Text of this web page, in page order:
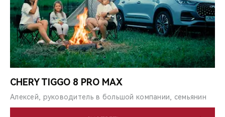
CHERY TIGGO 8 PRO MAX
Алексей, руководитель в большой компании, семьянин